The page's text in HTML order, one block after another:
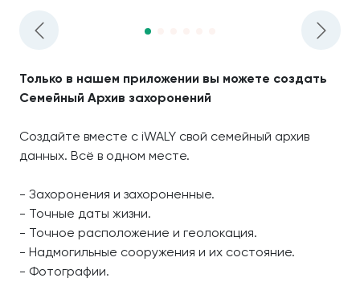
Только в нашем приложении вы можете создать
Семейный Архив захоронений
Создайте вместе с iWALY свой семейный архив
данных. Всё в одном месте.
- Захоронения и захороненные.
- Точные даты жизни.
- Точное расположение и геолокация.
- Надмогильные сооружения и их состояние.
- Фотографии.